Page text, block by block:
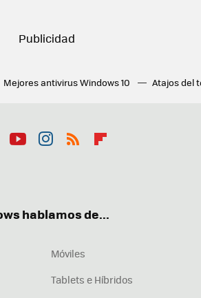
Mejores antivirus Windows 10 Atajos del
hablamos de...
Móviles
Tablets e Híbridos